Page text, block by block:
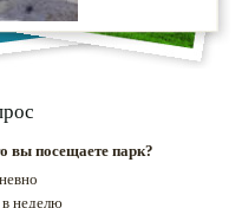
вы посещаете парк?
в неделю